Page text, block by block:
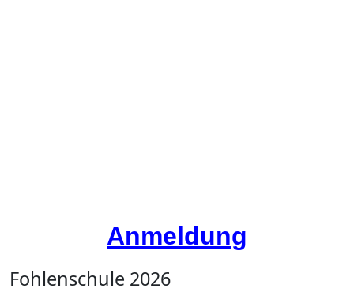
Anmeldung
Fohlenschule 2026